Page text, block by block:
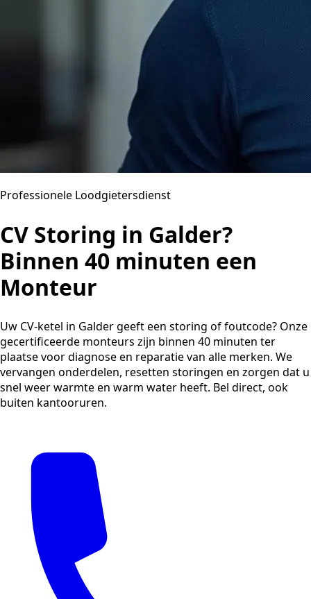
Professionele Loodgietersdienst
CV Storing in Galder?
Binnen 40 minuten een
Monteur
Uw CV-ketel in Galder geeft een storing of foutcode? Onze
gecertificeerde monteurs zijn binnen 40 minuten ter
plaatse voor diagnose en reparatie van alle merken. We
vervangen onderdelen, resetten storingen en zorgen dat u
snel weer warmte en warm water heeft. Bel direct, ook
buiten kantooruren.